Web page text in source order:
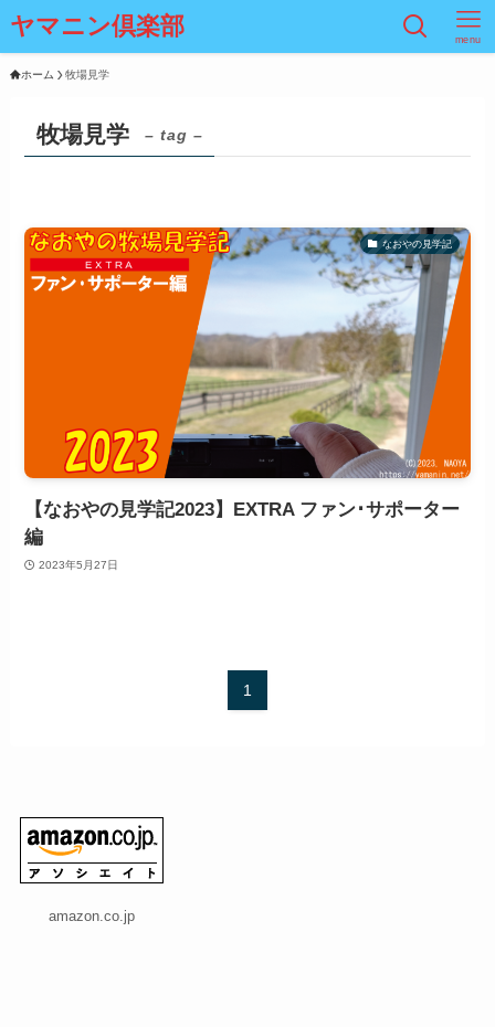
ヤマニン倶楽部 menu
ホーム 牧場見学
牧場見学 – tag –
なおやの見学記
【なおやの見学記2023】EXTRA ファン･サポーター
編
2023年5月27日
1
amazon.co.jp